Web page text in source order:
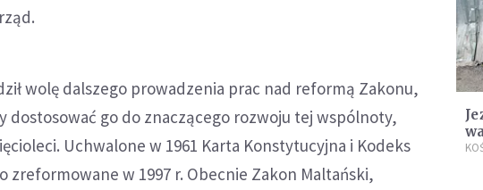
wolę dalszego prowadzenia prac nad reformą Zakonu,
dostosować go do znaczącego rozwoju tej wspólnoty,
Uchwalone w 1961 Karta Konstytucyjna i Kodeks
zreformowane w 1997 r. Obecnie Zakon Maltański,